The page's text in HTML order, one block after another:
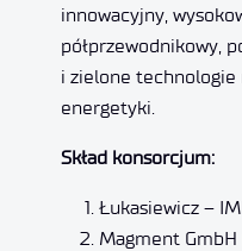
innowacyjny,
półprzewodnikowy,
i zielone technologie
energetyki.
Skład konsorcjum:
Łukasiewicz –
Magment GmbH